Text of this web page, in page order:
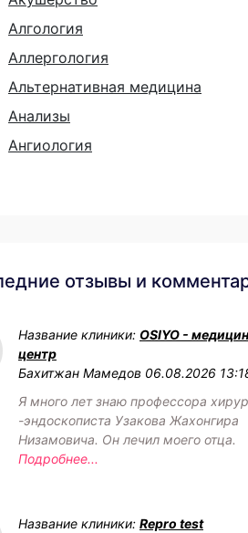
Алгология
Аллергология
Альтернативная медицина
Анализы
Ангиология
отзывы и
Название клиники: OSIYO -
центр
Бахитжан Мамедов 06.08.2026
Я много лет знаю профессора
-эндоскописта Узакова Жахонгира
Низамовича. Он лечил моего отца.
Подробнее...
Название клиники: Repro test